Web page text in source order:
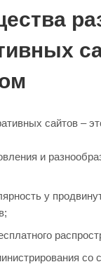
сайтов –
и
у
со